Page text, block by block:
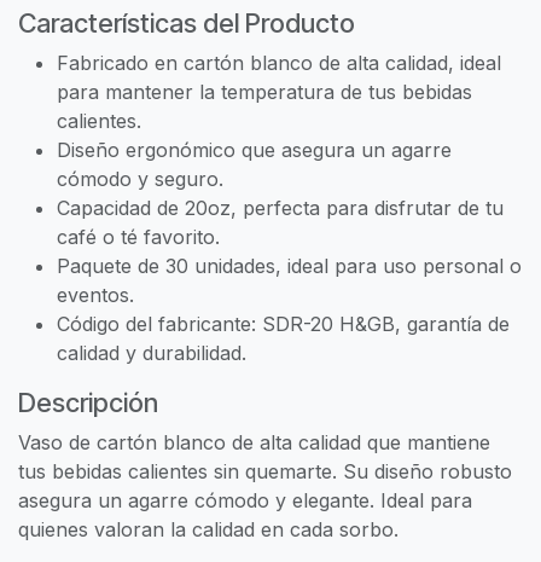
Características del Producto
Fabricado en cartón blanco de alta calidad, ideal
para mantener la temperatura de tus bebidas
calientes.
Diseño ergonómico que asegura un agarre
cómodo y seguro.
Capacidad de 20oz, perfecta para disfrutar de tu
café o té favorito.
Paquete de 30 unidades, ideal para uso personal o
eventos.
Código del fabricante: SDR-20 H&GB, garantía de
calidad y durabilidad.
Descripción
Vaso de cartón blanco de alta calidad que mantiene
tus bebidas calientes sin quemarte. Su diseño robusto
asegura un agarre cómodo y elegante. Ideal para
quienes valoran la calidad en cada sorbo.